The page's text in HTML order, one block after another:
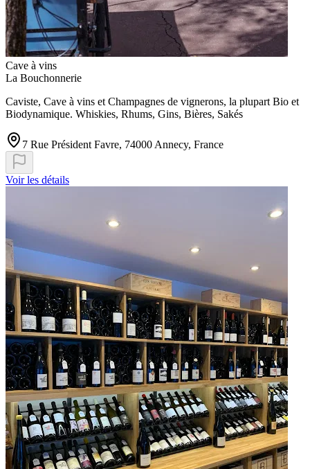
Cave à vins
La Bouchonnerie
Caviste, Cave à vins et Champagnes de vignerons, la plupart Bio et
Biodynamique. Whiskies, Rhums, Gins, Bières, Sakés
7 Rue Président Favre, 74000 Annecy, France
Voir les détails